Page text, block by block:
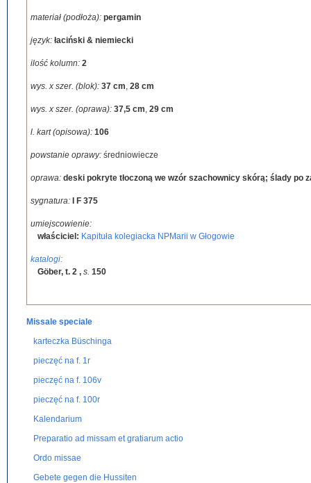
materiał (podłoża): pergamin
język: łaciński & niemiecki
ilość kolumn: 2
wys. x szer. (blok): 37 cm, 28 cm
wys. x szer. (oprawa): 37,5 cm, 29 cm
l. kart (opisowa): 106
powstanie oprawy: średniowiecze
oprawa: deski pokryte tłoczoną we wzór szachownicy skórą; ślady po
sygnatura: I F 375
umiejscowienie:
właściciel: Kapituła kolegiacka NPMarii w Głogowie
katalogi:
Göber, t. 2 , s. 150
Missale speciale
karteczka Büschinga
pieczęć na f. 1r
pieczęć na f. 106v
pieczęć na f. 100r
Kalendarium
Preparatio ad missam et gratiarum actio
Ordo missae
Gebete gegen die Hussiten